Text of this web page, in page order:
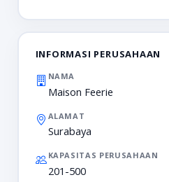
INFORMASI PERUSAHAAN
NAMA
Maison Feerie
ALAMAT
Surabaya
KAPASITAS PERUSAHAAN
201-500